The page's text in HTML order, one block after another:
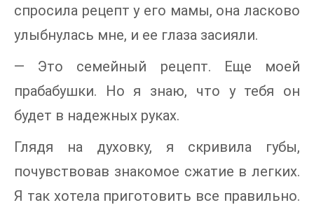
спросила рецепт у его мамы, она ласково
улыбнулась мне, и ее глаза засияли.
— Это семейный рецепт. Еще моей
прабабушки. Но я знаю, что у тебя он
будет в надежных руках.
Глядя на духовку, я скривила губы,
почувствовав знакомое сжатие в легких.
Я так хотела приготовить все правильно.